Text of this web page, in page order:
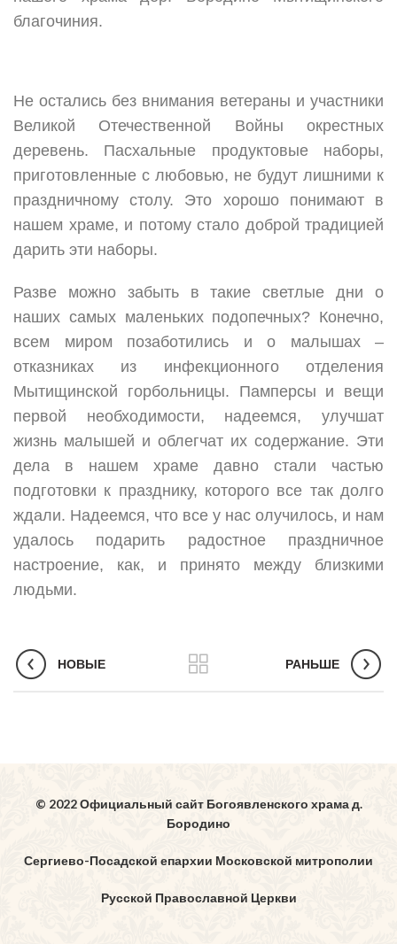
благочиния.
Не остались без внимания ветераны и участники
Великой Отечественной Войны окрестных
деревень. Пасхальные продуктовые наборы,
приготовленные с любовью, не будут лишними к
праздничному столу. Это хорошо понимают в
нашем храме, и потому стало доброй традицией
дарить эти наборы.
Разве можно забыть в такие светлые дни о
наших самых маленьких подопечных? Конечно,
всем миром позаботились и о малышах –
отказниках из инфекционного отделения
Мытищинской горбольницы. Памперсы и вещи
первой необходимости, надеемся, улучшат
жизнь малышей и облегчат их содержание. Эти
дела в нашем храме давно стали частью
подготовки к празднику, которого все так долго
ждали. Надеемся, что все у нас олучилось, и нам
удалось подарить радостное праздничное
настроение, как, и принято между близкими
людьми.
НОВЫЕ РАНЬШЕ
© 2022 Официальный сайт Богоявленского храма д.
Бородино
Сергиево-Посадской епархии Московской митрополии
Русской Православной Церкви